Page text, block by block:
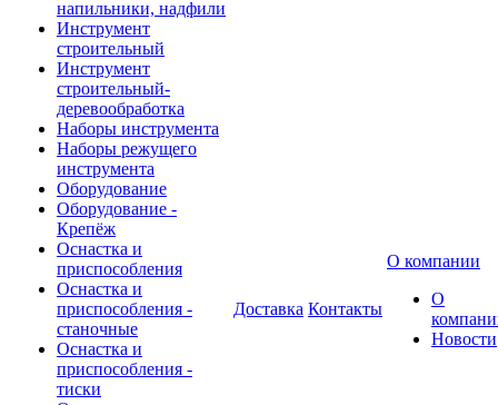
напильники, надфили
Инструмент
строительный
Инструмент
строительный-
деревообработка
Наборы инструмента
Наборы режущего
инструмента
Оборудование
Оборудование -
Крепёж
Оснастка и
приспособления
Оснастка и
приспособления -
станочные
Оснастка и
приспособления -
тиски
Доставка Контакты
О компании
О
Новости